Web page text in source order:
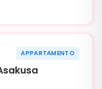
›
APPARTAMENTO